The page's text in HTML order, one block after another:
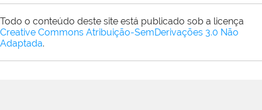
Todo o conteúdo deste site está publicado sob a licença
Creative Commons Atribuição-SemDerivações 3.0 Não
Adaptada.